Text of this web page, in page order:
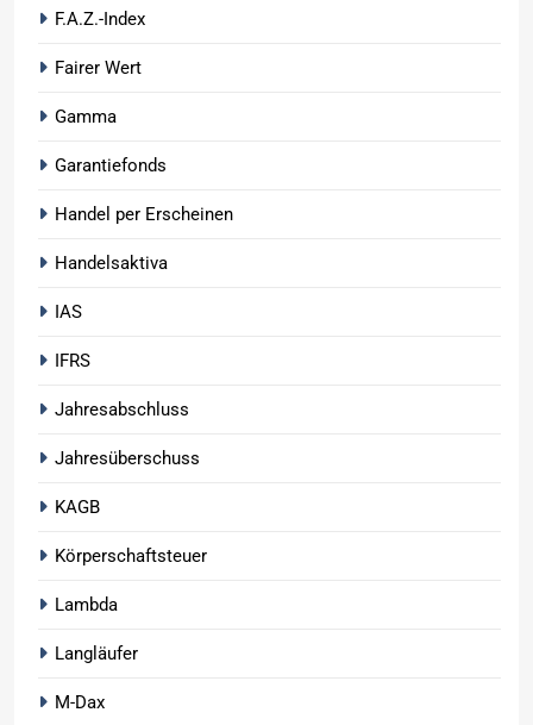
F.A.Z.-Index
Fairer Wert
Gamma
Garantiefonds
Handel per Erscheinen
Handelsaktiva
IAS
IFRS
Jahresabschluss
Jahresüberschuss
KAGB
Körperschaftsteuer
Lambda
Langläufer
M-Dax